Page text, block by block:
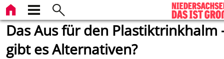
Das Aus für den Plastiktrinkhalm
gibt es Alternativen?